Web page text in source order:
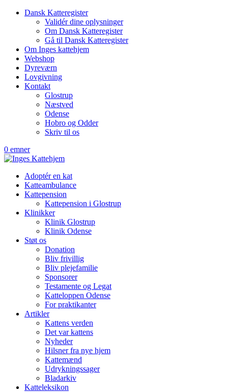
Dansk Katteregister
Validér dine oplysninger
Om Dansk Katteregister
Gå til Dansk Katteregister
Om Inges kattehjem
Webshop
Dyreværn
Lovgivning
Kontakt
Glostrup
Næstved
Odense
Hobro og Odder
Skriv til os
0 emner
Adoptér en kat
Katteambulance
Kattepension
Kattepension i Glostrup
Klinikker
Klinik Glostrup
Klinik Odense
Støt os
Donation
Bliv frivillig
Bliv plejefamilie
Sponsorer
Testamente og Legat
Katteloppen Odense
For praktikanter
Artikler
Kattens verden
Det var kattens
Nyheder
Hilsner fra nye hjem
Kattemænd
Udrykningssager
Bladarkiv
Katteleksikon